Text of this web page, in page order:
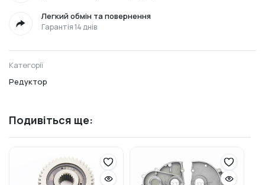
Легкий обмін та повернення
Гарантія 14 днів
Категорії
Редуктор
Подивіться ще: